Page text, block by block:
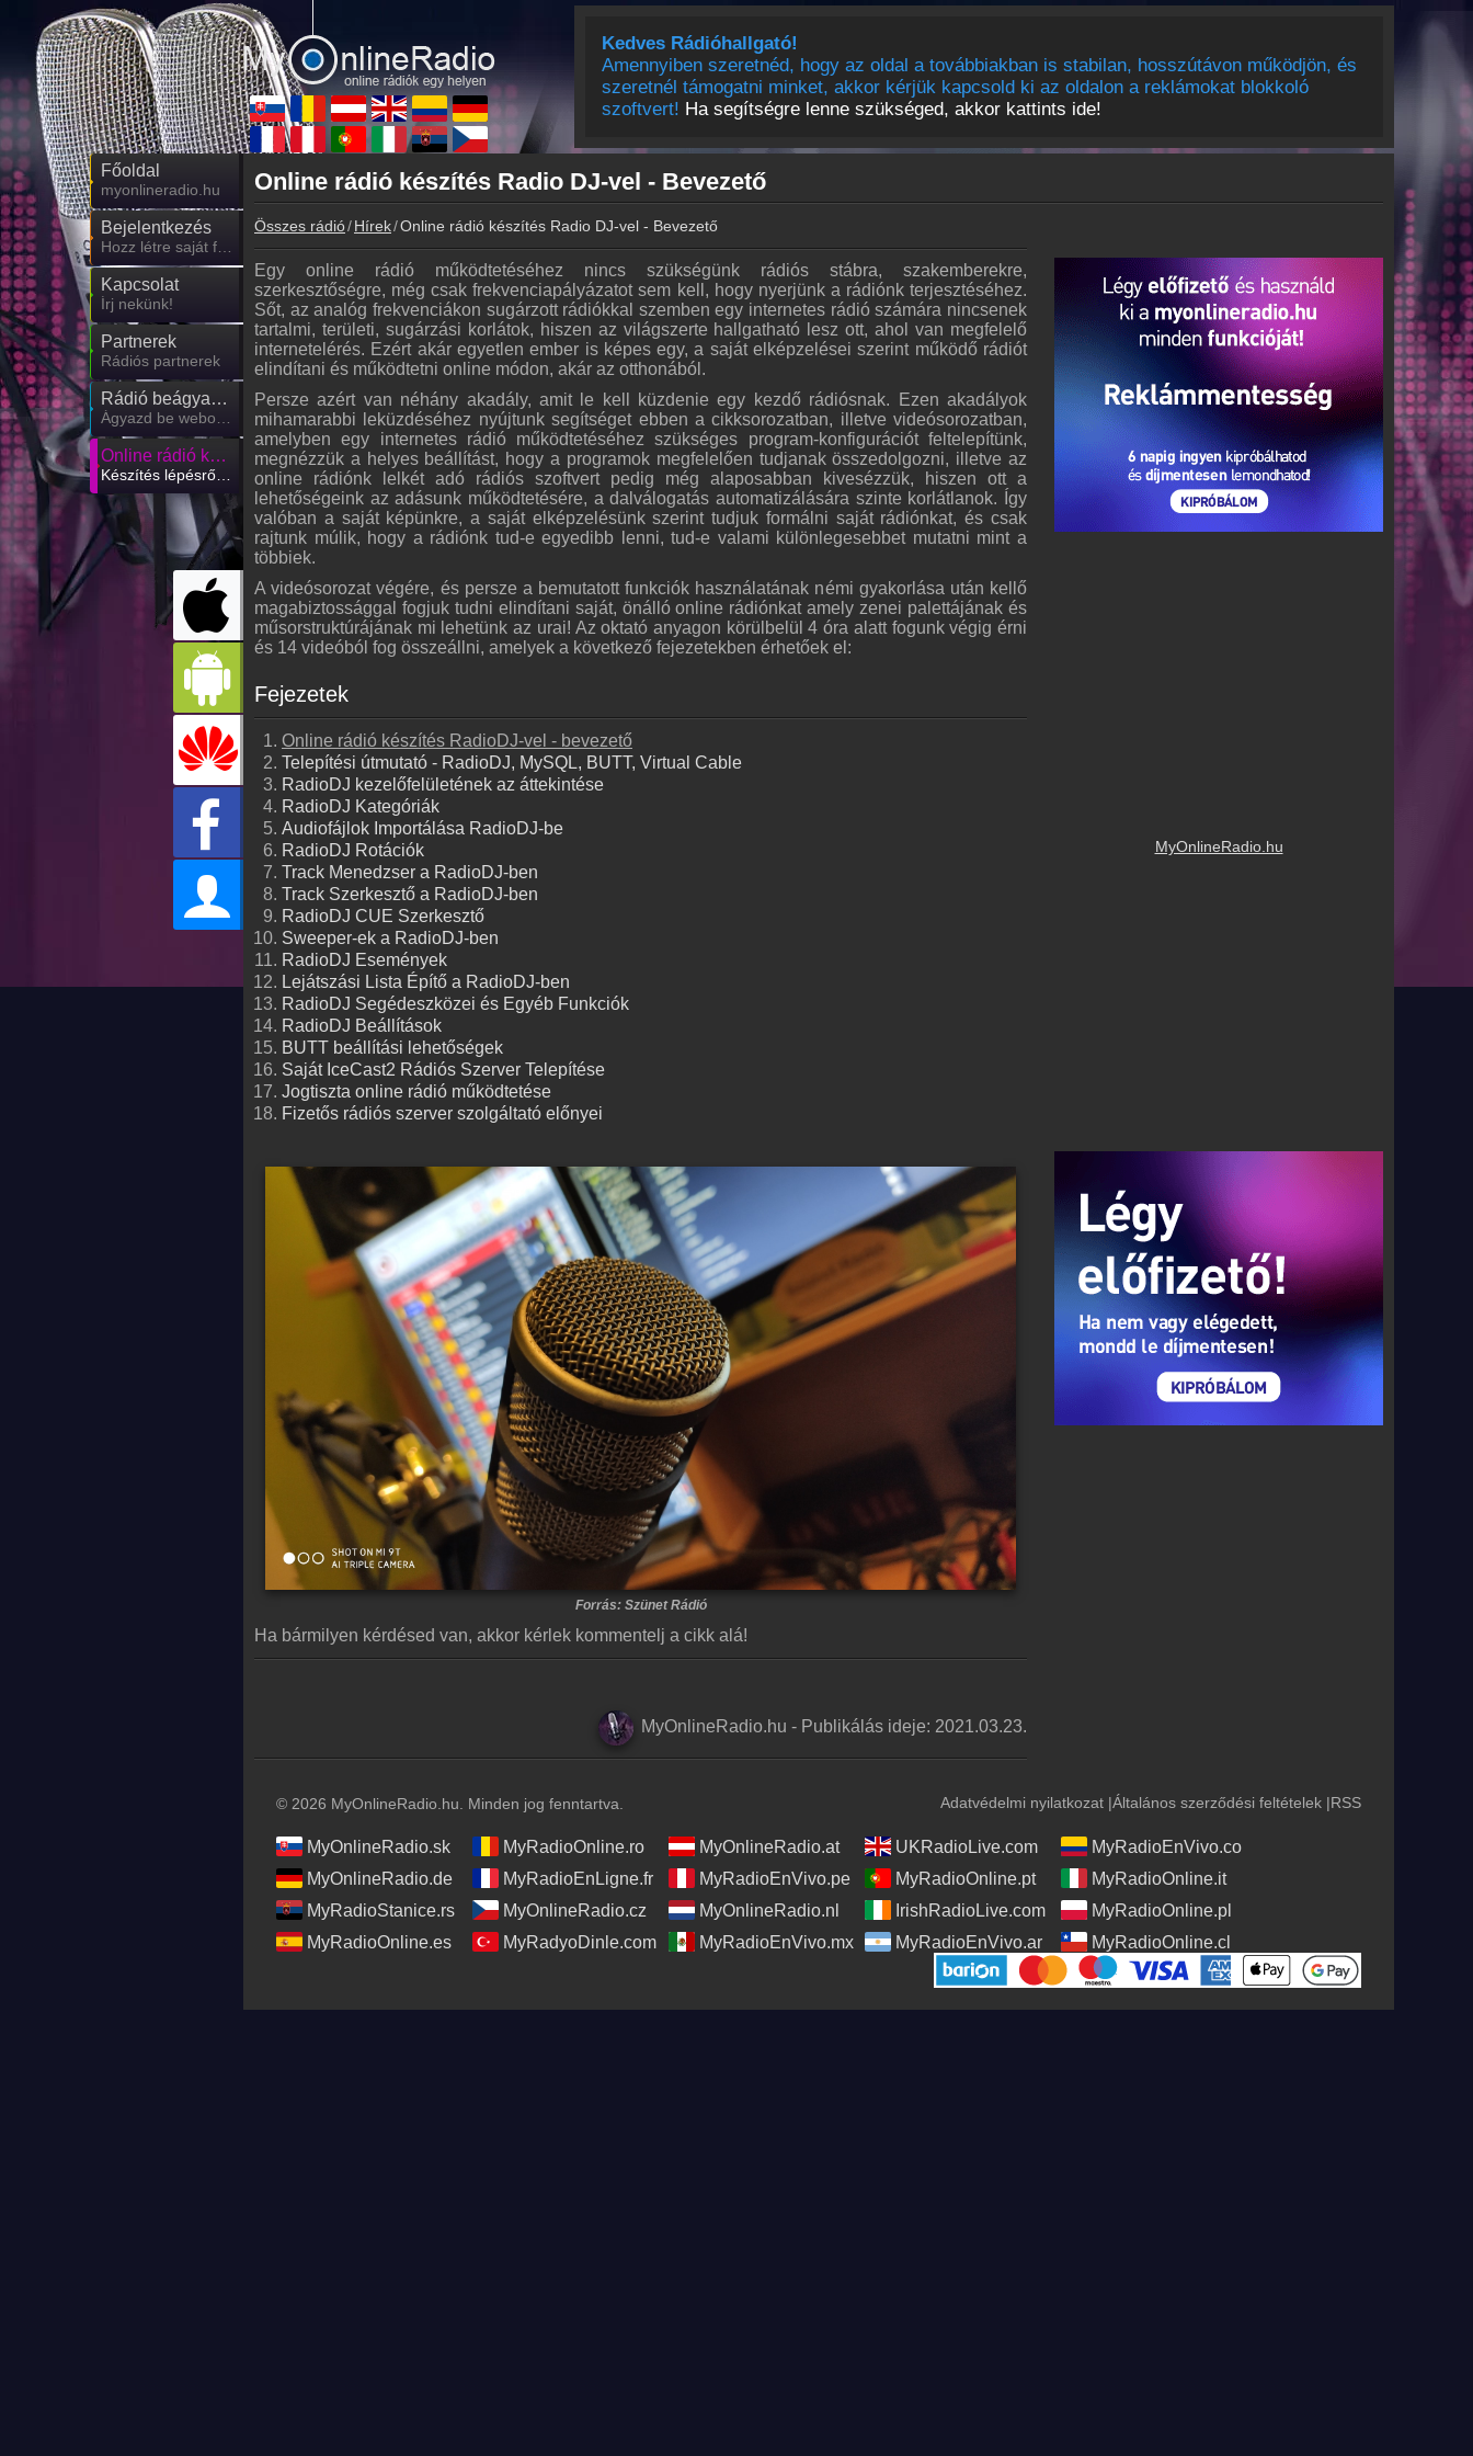
Kedves Rádióhallgató!
Amennyiben szeretnéd, hogy az oldal a továbbiakban is stabilan, hosszútávon működjön, és
szeretnél támogatni minket, akkor kérjük kapcsold ki az oldalon a reklámokat blokkoló
szoftvert! Ha segítségre lenne szükséged, akkor kattints ide!
Főoldal
myonlineradio.hu
Bejelentkezés
Kapcsolat
Írj nekünk!
Partnerek
Rádiós partnerek
Rádió beágyazás
Online rádió készítés
Online rádió készítés Radio DJ-vel - Bevezető
Összes rádió Hírek Online rádió készítés Radio DJ-vel - Bevezető
MyOnlineRadio.hu
Egy online rádió működtetéséhez nincs szükségünk rádiós stábra, szakemberekre,
szerkesztőségre, még csak frekvenciapályázatot sem kell, hogy nyerjünk a rádiónk terjesztéséhez.
Sőt, az analóg frekvenciákon sugárzott rádiókkal szemben egy internetes rádió számára nincsenek
tartalmi, területi, sugárzási korlátok, hiszen az világszerte hallgatható lesz ott, ahol van megfelelő
internetelérés. Ezért akár egyetlen ember is képes egy, a saját elképzelései szerint működő rádiót
elindítani és működtetni online módon, akár az otthonából.
Persze azért van néhány akadály, amit le kell küzdenie egy kezdő rádiósnak. Ezen akadályok
mihamarabbi leküzdéséhez nyújtunk segítséget ebben a cikksorozatban, illetve videósorozatban,
amelyben egy internetes rádió működtetéséhez szükséges program-konfigurációt feltelepítünk,
megnézzük a helyes beállítást, hogy a programok megfelelően tudjanak összedolgozni, illetve az
online rádiónk lelkét adó rádiós szoftvert pedig még alaposabban kivesézzük, hiszen ott a
lehetőségeink az adásunk működtetésére, a dalválogatás automatizálására szinte korlátlanok. Így
valóban a saját képünkre, a saját elképzelésünk szerint tudjuk formálni saját rádiónkat, és csak
rajtunk múlik, hogy a rádiónk tud-e egyedibb lenni, tud-e valami különlegesebbet mutatni mint a
többiek.
A videósorozat végére, és persze a bemutatott funkciók használatának némi gyakorlása után kellő
magabiztossággal fogjuk tudni elindítani saját, önálló online rádiónkat amely zenei palettájának és
műsorstruktúrájának mi lehetünk az urai! Az oktató anyagon körülbelül 4 óra alatt fogunk végig érni
és 14 videóból fog összeállni, amelyek a következő fejezetekben érhetőek el:
Fejezetek
Online rádió készítés RadioDJ-vel - bevezető
Telepítési útmutató - RadioDJ, MySQL, BUTT, Virtual Cable
RadioDJ kezelőfelületének az áttekintése
RadioDJ Kategóriák
Audiofájlok Importálása RadioDJ-be
RadioDJ Rotációk
Track Menedzser a RadioDJ-ben
Track Szerkesztő a RadioDJ-ben
RadioDJ CUE Szerkesztő
Sweeper-ek a RadioDJ-ben
RadioDJ Események
Lejátszási Lista Építő a RadioDJ-ben
RadioDJ Segédeszközei és Egyéb Funkciók
RadioDJ Beállítások
BUTT beállítási lehetőségek
Saját IceCast2 Rádiós Szerver Telepítése
Jogtiszta online rádió működtetése
Fizetős rádiós szerver szolgáltató előnyei
Forrás: Szünet Rádió
Ha bármilyen kérdésed van, akkor kérlek kommentelj a cikk alá!
MyOnlineRadio.hu - Publikálás ideje: 2021.03.23.
© 2026 MyOnlineRadio.hu. Minden jog fenntartva. Adatvédelmi nyilatkozat |Általános szerződési feltételek |RSS
MyOnlineRadio.sk MyRadioOnline.ro MyOnlineRadio.at UKRadioLive.com
MyRadioEnVivo.co
MyOnlineRadio.de
MyRadioEnLigne.fr MyRadioEnVivo.pe MyRadioOnline.pt
MyRadioOnline.it
MyRadioStanice.rs
MyOnlineRadio.cz MyOnlineRadio.nl IrishRadioLive.com
MyRadioOnline.pl
MyRadioOnline.es
MyRadyoDinle.com MyRadioEnVivo.mx MyRadioEnVivo.ar MyRadioOnline.cl